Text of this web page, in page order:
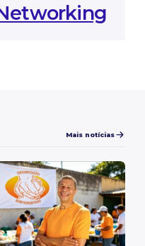
Mais notícias